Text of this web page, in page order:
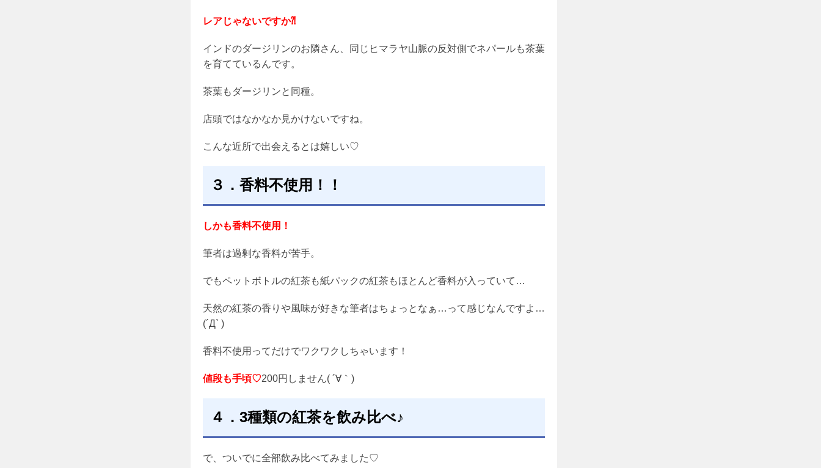
レアじゃないですか⁈
インドのダージリンのお隣さん、同じヒマラヤ山脈の反対側でネパールも茶葉
を育てているんです。
茶葉もダージリンと同種。
店頭ではなかなか見かけないですね。
こんな近所で出会えるとは嬉しい♡
３．香料不使用！！
しかも香料不使用！
筆者は過剰な香料が苦手。
でもペットボトルの紅茶も紙パックの紅茶もほとんど香料が入っていて…
天然の紅茶の香りや風味が好きな筆者はちょっとなぁ…って感じなんですよ…
(´Д` )
香料不使用ってだけでワクワクしちゃいます！
値段も手頃♡200円しません( ´∀｀)
４．3種類の紅茶を飲み比べ♪
で、ついでに全部飲み比べてみました♡